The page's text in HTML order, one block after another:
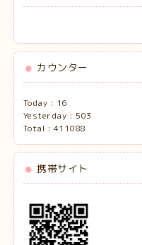
カウンター
Today : 16
Yesterday : 503
Total : 411088
携帯サイト